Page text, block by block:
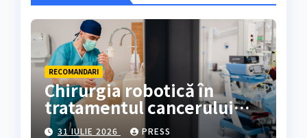
RECOMANDARI
Chirurgia robotică în
tratamentul cancerului
colorectal
31 IULIE 2026 PRESS